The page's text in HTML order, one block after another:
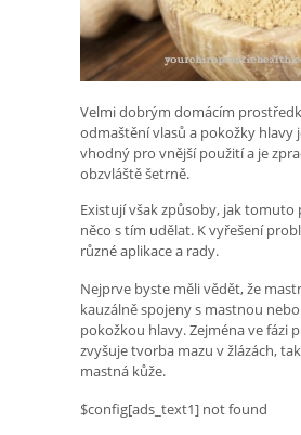
Velmi dobrým domácím
odmaštění vlasů a pokožky hlavy
vhodný pro vnější použití a je
obzvláště šetrně.
Existují však způsoby, jak tomuto
něco s tím udělat. K vyřešení
různé aplikace a rady.
Nejprve byste měli vědět, že
kauzálně spojeny s mastnou
pokožkou hlavy. Zejména ve fázi
zvyšuje tvorba mazu v žlázách,
mastná kůže.
$config[ads_text1] not found